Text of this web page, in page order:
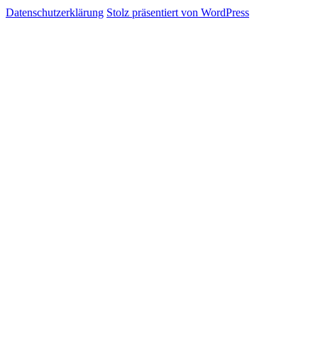
Datenschutzerklärung Stolz präsentiert von WordPress